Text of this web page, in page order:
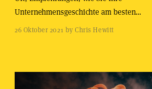
Unternehmensgeschichte am besten…
26 Oktober 2021 by Chris Hewitt